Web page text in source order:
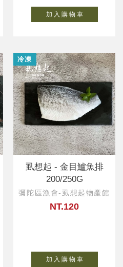
加 入 購 物 車
冷凍
虱想起 - 金目鱸魚排
200/250G
彌陀區漁會-虱想起物產館
NT.120
加 入 購 物 車